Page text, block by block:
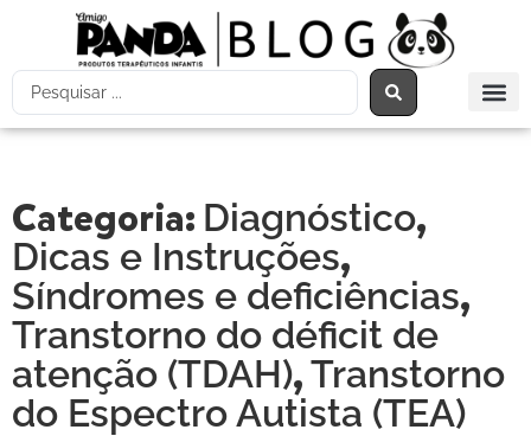
Categoria: Diagnóstico,
Dicas e Instruções,
Síndromes e deficiências,
Transtorno do déficit de
atenção (TDAH),Transtorno
do Espectro Autista (TEA)